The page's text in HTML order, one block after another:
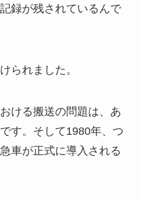
録が残されているんで
られました。
ける搬送の問題は、あ
す。そして1980年、つ
車が正式に導入される